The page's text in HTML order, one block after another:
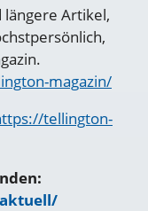
Artikel,
magazin/
tellington-